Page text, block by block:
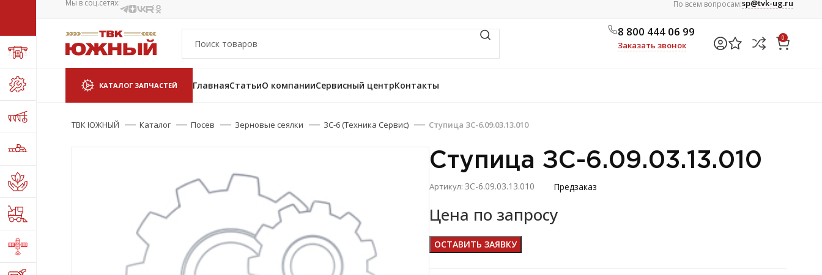
Мы в соц.сетях: По всем вопросам:sp@tvk-ug.ru
8 800 444 06 99
Заказать звонок
0
КАТАЛОГ ЗАПЧАСТЕЙ ГлавнаяСтатьиО компанииСервисный центрКонтакты
ТВК ЮЖНЫЙ Каталог Посев Зерновые сеялки ЗС-6 (Техника Сервис) Ступица ЗС-6.09.03.13.010
Ступица ЗС-6.09.03.13.010
Артикул: ЗС-6.09.03.13.010 Предзаказ
Цена по запросу
ОСТАВИТЬ ЗАЯВКУ